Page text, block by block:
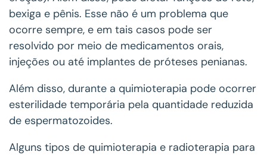
bexiga e pênis. Esse não é um problema que
ocorre sempre, e em tais casos pode ser
resolvido por meio de medicamentos orais,
injeções ou até implantes de próteses penianas.
Além disso, durante a quimioterapia pode ocorrer
esterilidade temporária pela quantidade reduzida
de espermatozoides.
Alguns tipos de quimioterapia e radioterapia para